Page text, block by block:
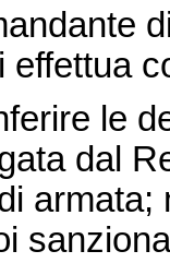
effettua
le
dal